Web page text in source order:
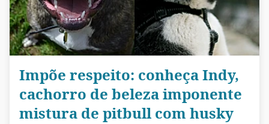
Impõe respeito: conheça Indy,
cachorro de beleza imponente
mistura de pitbull com husky